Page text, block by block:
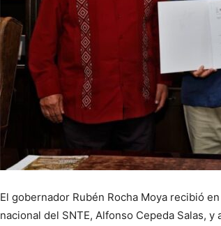
El gobernador Rubén Rocha Moya recibió
nacional del SNTE, Alfonso Cepeda Salas,